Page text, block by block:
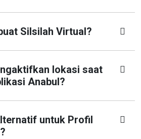
Silsilah Virtual?
lokasi saat
Anabul?
untuk Profil